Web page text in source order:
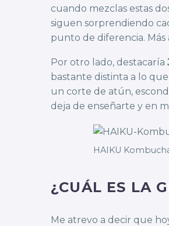
cuando mezclas estas
siguen sorprendiendo
punto de diferencia.
Por otro lado, destacaría
bastante distinta a lo
un corte de atún,
deja de enseñarte y en
HAIKU
¿CUÁL ES LA
Me atrevo a decir que